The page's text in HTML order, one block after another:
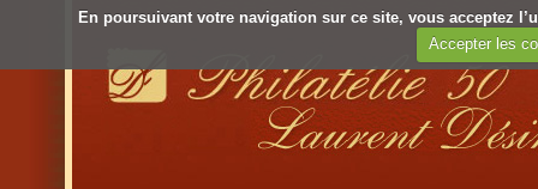
En poursuivant votre navigation sur ce site, vous acceptez
Accepter les